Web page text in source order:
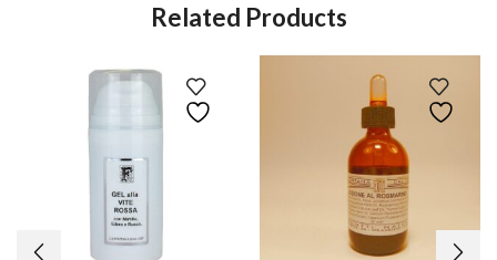
Related Products